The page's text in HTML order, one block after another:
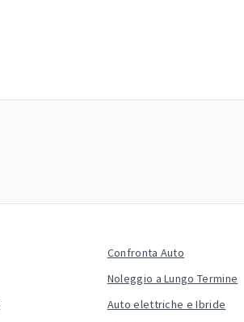
Confronta Auto
Noleggio a Lungo Termine
Auto elettriche e Ibride